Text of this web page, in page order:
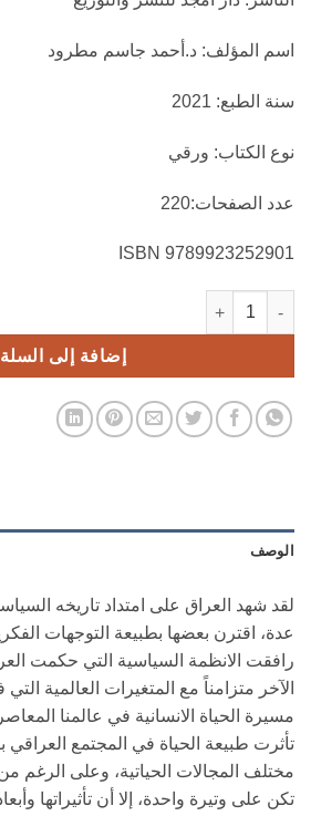
اسم المؤلف: د.أحمد جاسم مطرود
سنة الطبع: 2021
نوع الكتاب: ورقي
عدد الصفحات:220
9789923252901 ISBN
كمية انهيار النظام السياسي في العراق
إضافة إلى السلة
الوصف
لقد شهد العراق على امتداد تاريخه
عدة، اقترن بعضها بطبيعة التوجهات
رافقت الانظمة السياسية التي حكمت
الآخر متزامناً مع المتغيرات العالمية
مسيرة الحياة الانسانية في عالمنا
تأثرت طبيعة الحياة في المجتمع
مختلف المجالات الحياتية، وعلى الرغم
تكن على وتيرة واحدة، إلا أن تأثيراتها